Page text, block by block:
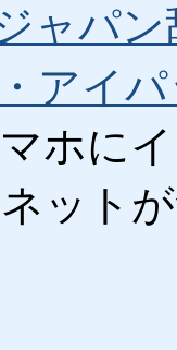
ャパン
アイ
ホに
ット